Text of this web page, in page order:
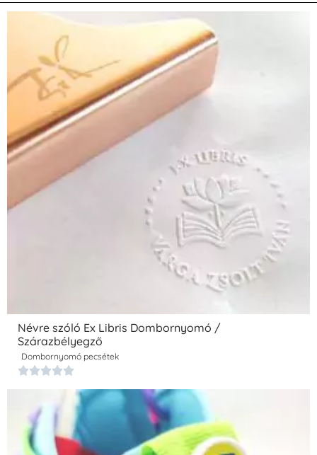
Névre szóló Ex Libris Dombornyomó /
Szárazbélyegző
Dombornyomó pecsétek
